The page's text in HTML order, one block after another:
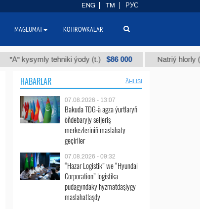
kysymly tehniki ýody (t.) $86 000 Natriý hlorly
HABARLAR ÄHLISI
07.08.2026 - 13:07
Bakuda TDG-ä agza ýurtlaryň
öňdebaryjy seljeriş
merkezleriniň maslahaty
geçiriler
07.08.2026 - 09:32
“Hazar Logistik” we “Hyundai
Corporation” logistika
pudagyndaky hyzmatdaşlygy
maslahatlaşdy
ENG TM РУС
MAGLUMAT KOTIROWKALAR